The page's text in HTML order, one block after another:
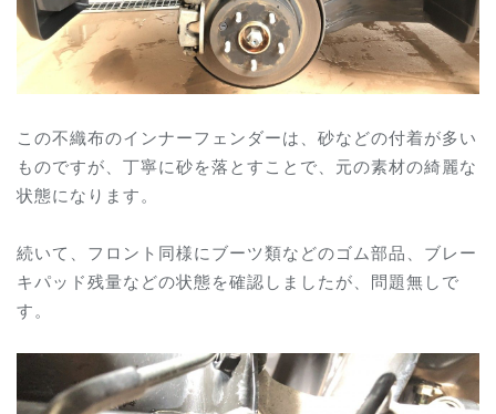
この不織布のインナーフェンダーは、砂などの付着が多い
ものですが、丁寧に砂を落とすことで、元の素材の綺麗な
状態になります。
続いて、フロント同様にブーツ類などのゴム部品、ブレー
キパッド残量などの状態を確認しましたが、問題無しで
す。